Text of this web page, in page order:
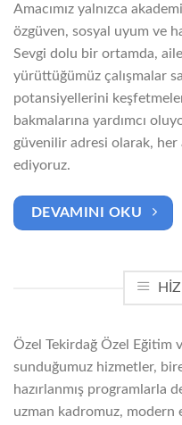
Amacımız yalnızca
özgüven, sosyal uyum ve
Sevgi dolu bir ortamda,
yürüttüğümüz çalışmalar
potansiyellerini
bakmalarına yardımcı
güvenilir adresi olarak, her
ediyoruz.
DEVAMINI OKU
Özel Tekirdağ Özel Eğitim
sunduğumuz hizmetler,
hazırlanmış programlarla
uzman kadromuz,